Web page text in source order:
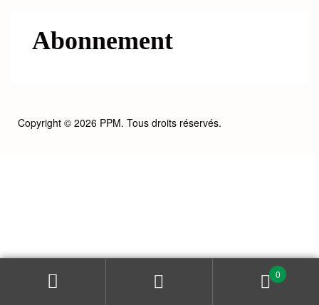
Abonnement
Copyright © 2026 PPM. Tous droits réservés.
0